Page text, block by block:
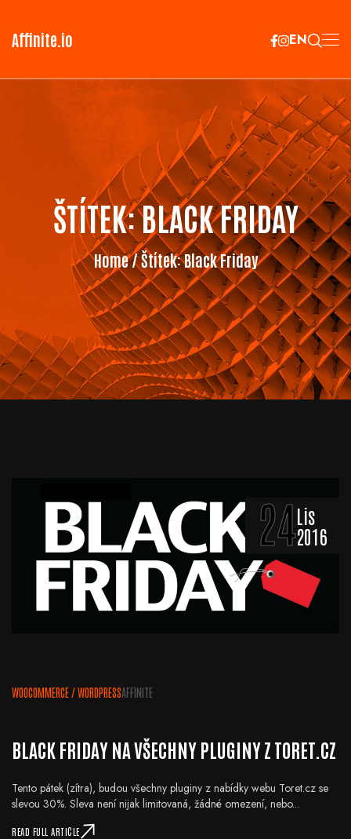
Affinite.io EN
ŠTÍTEK:BLACK FRIDAY
Home/ Štítek:Black Friday
24Lis
2016
WOOCOMMERCE /WORDPRESSAFFINITE
BLACK FRIDAY NA VŠECHNY PLUGINY Z TORET.CZ
Tento pátek (zítra), budou všechny pluginy z nabídky webu Toret.cz se
slevou 30%. Sleva není nijak limitovaná, žádné omezení, nebo...
READ FULL ARTICLE